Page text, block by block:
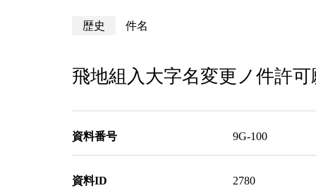
歴史 件名
飛地組入大字名変更ノ件許可
資料番号 9G-100
資料ID 2780